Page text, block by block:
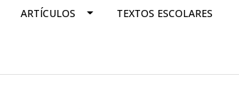
ARTÍCULOS TEXTOS ESCOLARES